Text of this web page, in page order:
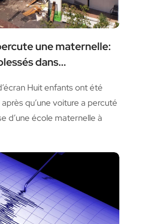
une maternelle:
dans...
Huit enfants ont été
qu’une voiture a percuté
d’une école maternelle à